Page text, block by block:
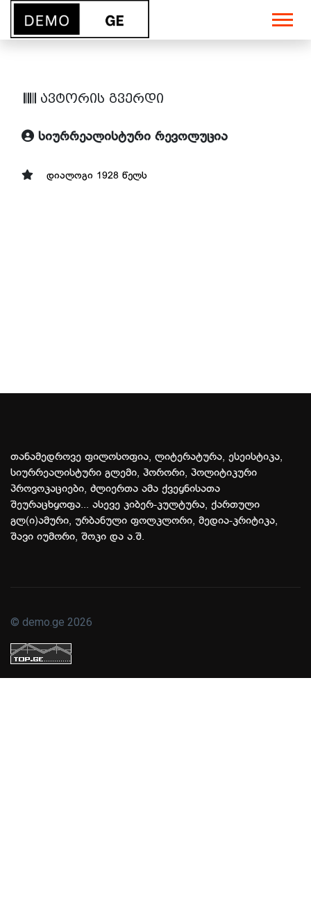
ავტორის გვერდი
სიურრეალისტური რევოლუცია
დიალოგი 1928 წელს
თანამედროვე ფილოსოფია, ლიტერატურა, ესეისტიკა,
სიურრეალისტური გლემი, ჰორორი, პოლიტიკური
პროვოკაციები, ძლიერთა ამა ქვეყნისათა
შეურაცხყოფა... ასევე კიბერ-კულტურა, ქართული
გლ(ი)ამური, ურბანული ფოლკლორი, მედია-კრიტიკა,
შავი იუმორი, შოკი და ა.შ.
© demo.ge 2026